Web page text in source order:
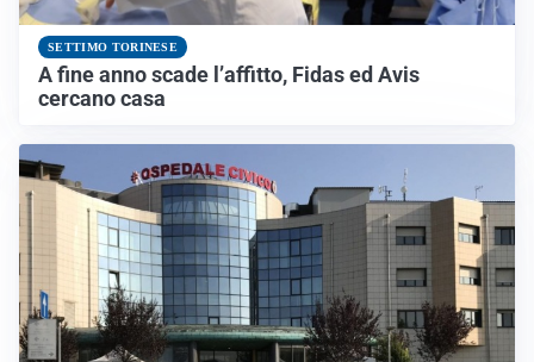
SETTIMO TORINESE
A fine anno scade l’affitto, Fidas ed Avis
cercano casa